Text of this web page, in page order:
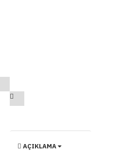
AÇIKLAMA